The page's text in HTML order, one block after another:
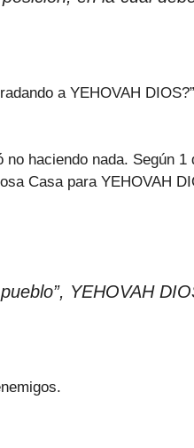
a YEHOVAH
haciendo nada. Según 1
Casa para YEHOVAH
YEHOVAH